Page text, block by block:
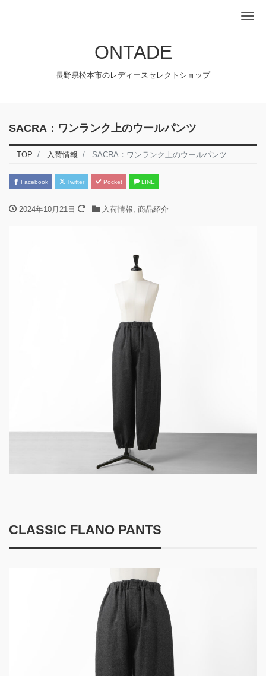
ONTADE
長野県松本市のレディースセレクトショップ
SACRA：ワンランク上のウールパンツ
TOP 入荷情報 SACRA：ワンランク上のウールパンツ
Facebook Twitter Pocket LINE
2024年10月21日 入荷情報, 商品紹介
CLASSIC FLANO PANTS